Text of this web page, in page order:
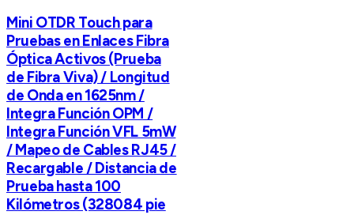
Mini OTDR Touch para
Pruebas en Enlaces Fibra
Óptica Activos (Prueba
de Fibra Viva) / Longitud
de Onda en 1625nm /
Integra Función OPM /
Integra Función VFL 5mW
/ Mapeo de Cables RJ45 /
Recargable / Distancia de
Prueba hasta 100
Kilómetros (328084 pie